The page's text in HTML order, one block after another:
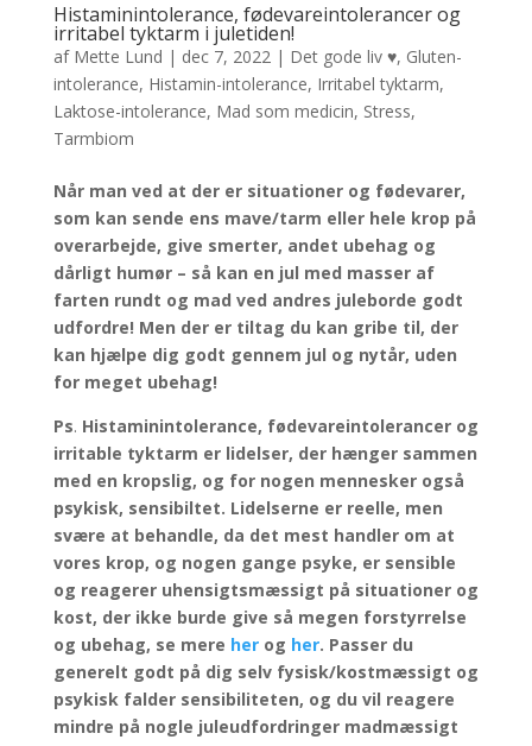
Histaminintolerance, fødevareintolerancer og
irritabel tyktarm i juletiden!
af Mette Lund | dec 7, 2022| Det gode liv ♥, Gluten-
intolerance, Histamin-intolerance, Irritabel tyktarm,
Laktose-intolerance, Mad som medicin, Stress,
Tarmbiom
Når man ved at der er situationer og fødevarer,
som kan sende ens mave/tarm eller hele krop på
overarbejde, give smerter, andet ubehag og
dårligt humør – så kan en jul med masser af
farten rundt og mad ved andres juleborde godt
udfordre! Men der er tiltag du kan gribe til, der
kan hjælpe dig godt gennem jul og nytår, uden
for meget ubehag!
Ps. Histaminintolerance, fødevareintolerancer og
irritable tyktarm er lidelser, der hænger sammen
med en kropslig, og for nogen mennesker også
psykisk, sensibiltet. Lidelserne er reelle, men
svære at behandle, da det mest handler om at
vores krop, og nogen gange psyke, er sensible
og reagerer uhensigtsmæssigt på situationer og
kost, der ikke burde give så megen forstyrrelse
og ubehag, se mere her og her. Passer du
generelt godt på dig selv fysisk/kostmæssigt og
psykisk falder sensibiliteten, og du vil reagere
mindre på nogle juleudfordringer madmæssigt